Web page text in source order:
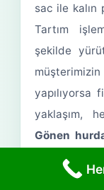
sac ile kalın
Tartım
şekilde
yapılıyorsa
yaklaşım,
Gönen
asıl kazanç
iş